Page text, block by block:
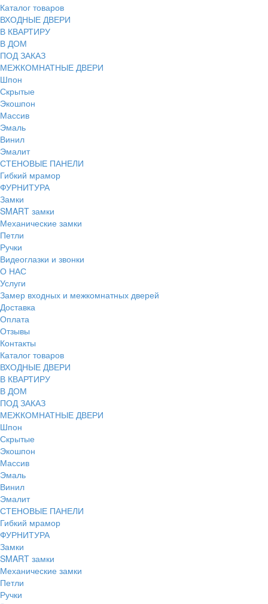
Каталог товаров
ВХОДНЫЕ ДВЕРИ
В КВАРТИРУ
В ДОМ
ПОД ЗАКАЗ
МЕЖКОМНАТНЫЕ ДВЕРИ
Шпон
Скрытые
Экошпон
Массив
Эмаль
Винил
Эмалит
СТЕНОВЫЕ ПАНЕЛИ
Гибкий мрамор
ФУРНИТУРА
Замки
SMART замки
Механические замки
Петли
Ручки
Видеоглазки и звонки
О НАС
Услуги
Замер входных и межкомнатных дверей
Доставка
Оплата
Отзывы
Контакты
Каталог товаров
ВХОДНЫЕ ДВЕРИ
В КВАРТИРУ
В ДОМ
ПОД ЗАКАЗ
МЕЖКОМНАТНЫЕ ДВЕРИ
Шпон
Скрытые
Экошпон
Массив
Эмаль
Винил
Эмалит
СТЕНОВЫЕ ПАНЕЛИ
Гибкий мрамор
ФУРНИТУРА
Замки
SMART замки
Механические замки
Петли
Ручки